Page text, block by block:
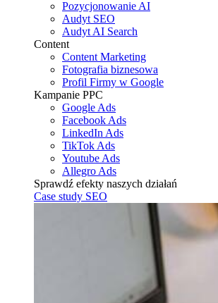
Pozycjonowanie AI
Audyt SEO
Audyt AI Search
Content
Content Marketing
Fotografia biznesowa
Profil Firmy w Google
Kampanie PPC
Google Ads
Facebook Ads
LinkedIn Ads
TikTok Ads
Youtube Ads
Allegro Ads
Sprawdź efekty naszych działań
Case study SEO